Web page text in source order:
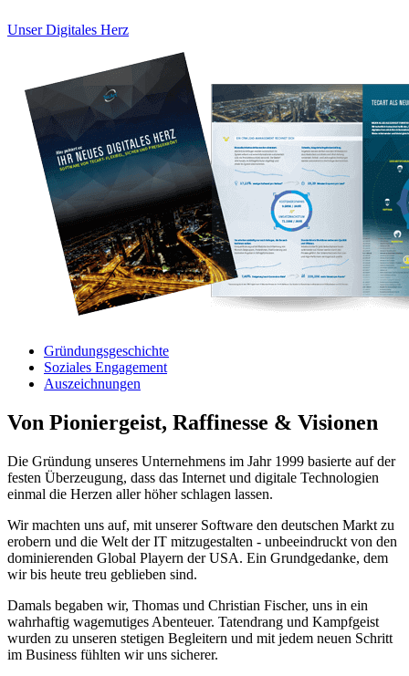
Unser Digitales Herz
Gründungsgeschichte
Soziales Engagement
Auszeichnungen
Von Pioniergeist, Raffinesse & Visionen
Die Gründung unseres Unternehmens im Jahr 1999 basierte auf der
festen Überzeugung, dass das Internet und digitale Technologien
einmal die Herzen aller höher schlagen lassen.
Wir machten uns auf, mit unserer Software den deutschen Markt zu
erobern und die Welt der IT mitzugestalten - unbeeindruckt von den
dominierenden Global Playern der USA. Ein Grundgedanke, dem
wir bis heute treu geblieben sind.
Damals begaben wir, Thomas und Christian Fischer, uns in ein
wahrhaftig wagemutiges Abenteuer. Tatendrang und Kampfgeist
wurden zu unseren stetigen Begleitern und mit jedem neuen Schritt
im Business fühlten wir uns sicherer.